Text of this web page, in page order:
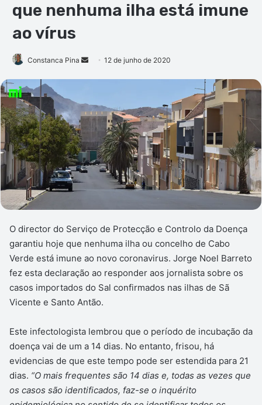
que nenhuma ilha está imune
ao vírus
Constanca Pina
Mande
mail
12 de junho de 2020
O director do Serviço de Protecção e Controlo da Doença
garantiu hoje que nenhuma ilha ou concelho de Cabo
Verde está imune ao novo coronavirus. Jorge Noel Barreto
fez esta declaração ao responder aos jornalista sobre os
casos importados do Sal confirmados nas ilhas de Sã
Vicente e Santo Antão.
Este infectologista lembrou que o período de incubação da
doença vai de um a 14 dias. No entanto, frisou, há
evidencias de que este tempo pode ser estendida para 21
dias. “O mais frequentes são 14 dias e, todas as vezes que
os casos são identificados, faz-se o inquérito